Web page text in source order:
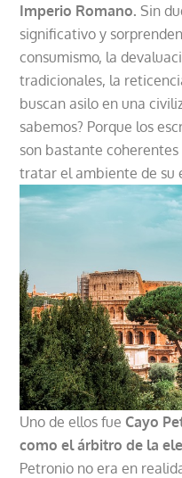
Imperio Romano. Sin
significativo y
consumismo, la
tradicionales, la
buscan asilo en una
sabemos? Porque los
son bastante
tratar el ambiente de su
Uno de ellos fueCayo
como el árbitro de la
Petronio no era en